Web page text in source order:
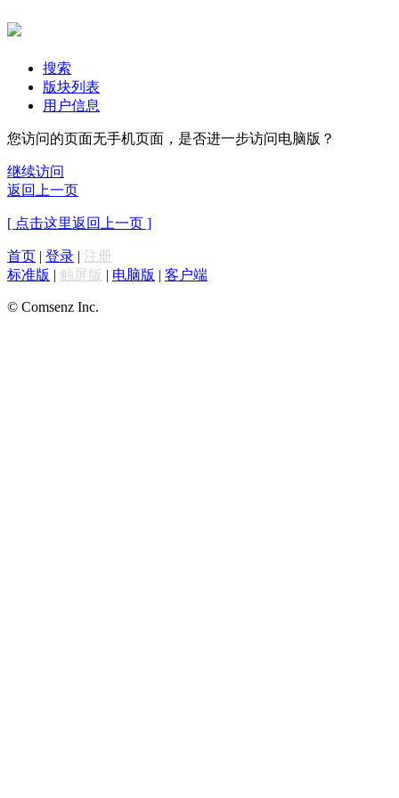
搜索
版块列表
用户信息
您访问的页面无手机页面，是否进一步访问电脑版？
继续访问
返回上一页
[ 点击这里返回上一页 ]
首页 | 登录 | 注册
标准版 | 触屏版 | 电脑版 | 客户端
© Comsenz Inc.